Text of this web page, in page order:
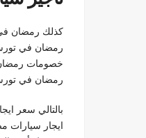
كذلك رمضان في تورست ليموزين
رمضان في تورست ليموزين
خصومات رمضان في تورست
رمضان في تورست ليموزين
بالتالي سعر
ايجار سيارات